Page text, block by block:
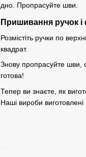
дно. Пропрасуйте шви.
Пришивання ручок і
Розмістіть ручки по
квадрат.
Знову пропрасуйте шви,
готова!
Тепер ви знаєте, як
Наші вироби